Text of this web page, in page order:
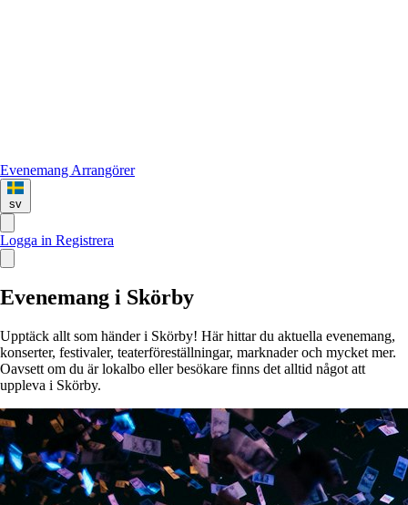
Evenemang Arrangörer
sv
Logga in Registrera
Evenemang i Skörby
Upptäck allt som händer i Skörby! Här hittar du aktuella evenemang,
konserter, festivaler, teaterföreställningar, marknader och mycket mer.
Oavsett om du är lokalbo eller besökare finns det alltid något att
uppleva i Skörby.